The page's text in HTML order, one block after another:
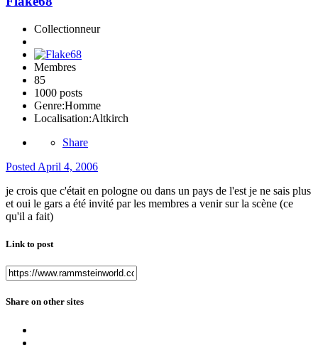
Collectionneur
Membres
85
1000 posts
Genre:Homme
Localisation:Altkirch
Share
Posted April 4, 2006
je crois que c'était en pologne ou dans un pays de l'est je ne sais plus
et oui le gars a été invité par les membres a venir sur la scène (ce
qu'il a fait)
Link to post
Share on other sites